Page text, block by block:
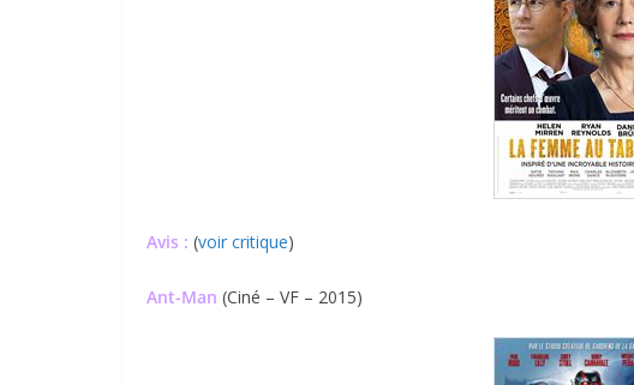
Avis : (voir critique)
Ant-Man (Ciné – VF – 2015)